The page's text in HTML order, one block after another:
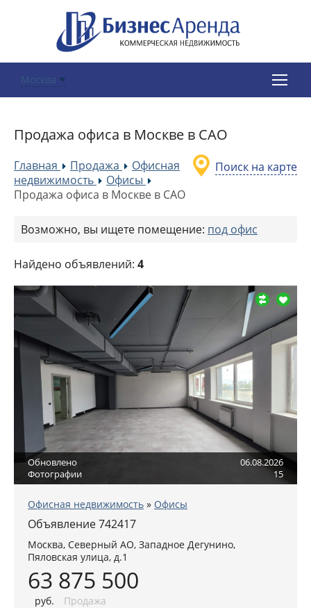
Москва
Продажа офиса в Москве в САО
Поиск на карте
Главная »Продажа »Офисная
недвижимость
»Офисы
Продажа офиса в Москве в САО
Возможно, вы ищете помещение: под офис
Найдено объявлений: 4
Обновлено
06.08.2026
Фотографии
15
Офисная недвижимость » Офисы
Объявление 742417
Москва, Северный АО, Западное Дегунино,
Пяловская улица, д.1
63 875 500
руб. Продажа